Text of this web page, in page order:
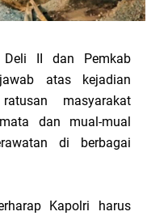
Deli II dan Pemkab
atas kejadian
masyarakat
dan mual-mual
di berbagai
Kapolri harus